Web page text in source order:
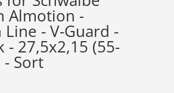
Almotion -
- V-Guard -
- 27,5x2,15 (55-
- Sort